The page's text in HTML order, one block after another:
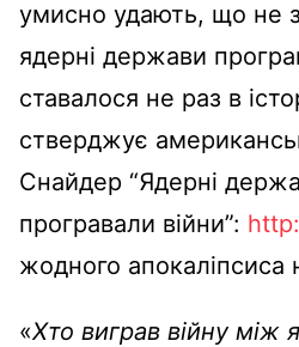
умисно удають, що не
ядерні держави
ставалося не раз в
стверджує
Снайдер “Ядерні
програвали війни”:
жодного апокаліпсиса
«Хто виграв війну